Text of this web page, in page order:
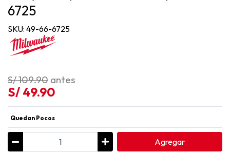
6725
SKU: 49-66-6725
S/ 109.90 antes
S/ 49.90
Quedan Pocos
Agregar